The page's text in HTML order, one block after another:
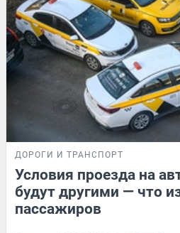
ДОРОГИ И ТРАНСПОРТ
Условия проезда на
будут другими — что
пассажиров